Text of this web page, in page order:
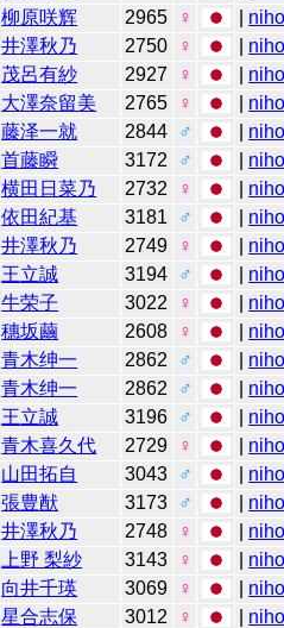
柳原咲辉 2965 ♀
井澤秋乃 2750 ♀
茂呂有紗 2927 ♀
大澤奈留美 2765 ♀
藤泽一就 2844 ♂
首藤瞬 3172 ♂
横田日菜乃 2732 ♀
依田紀基 3181 ♂
井澤秋乃 2749 ♀
王立誠 3194 ♂
牛荣子 3022 ♀
穗坂繭 2608 ♀
青木绅一 2862 ♂
青木绅一 2862 ♂
王立誠 3196 ♂
青木喜久代 2729 ♀
山田拓自 3043 ♂
張豊猷 3173 ♂
井澤秋乃 2748 ♀
上野 梨紗 3143 ♀
向井千瑛 3069 ♀
星合志保 3012 ♀